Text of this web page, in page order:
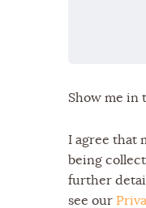
Show me in
I agree that
being
further
see our